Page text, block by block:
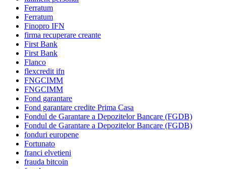
Ferratum
Ferratum
Finopro IFN
firma recuperare creante
First Bank
First Bank
Flanco
flexcredit ifn
FNGCIMM
FNGCIMM
Fond garantare
Fond garantare credite Prima Casa
Fondul de Garantare a Depozitelor Bancare (FGDB)
Fondul de Garantare a Depozitelor Bancare (FGDB)
fonduri europene
Fortunato
franci elvetieni
frauda bitcoin